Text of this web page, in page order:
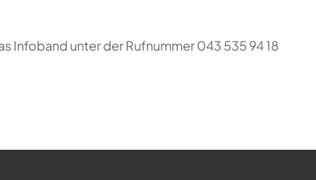
Infoband unter der Rufnummer 043 535 94 18